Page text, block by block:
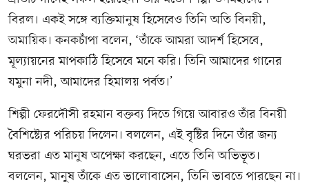
বিরল। একই সঙ্গে ব্যক্তিমানুষ হিসেবেও তিনি অতি বিনয়ী,
অমায়িক। কনকচাঁপা বলেন, ‘তাঁকে আমরা আদর্শ হিসেবে,
মূল্যায়নের মাপকাঠি হিসেবে মনে করি। তিনি আমাদের গানের
যমুনা নদী, আমাদের হিমালয় পর্বত।’
শিল্পী ফেরদৌসী রহমান বক্তব্য দিতে গিয়ে আবারও তাঁর বিনয়ী
বৈশিষ্ট্যের পরিচয় দিলেন। বললেন, এই বৃষ্টির দিনে তাঁর জন্য
ঘরভরা এত মানুষ অপেক্ষা করছেন, এতে তিনি অভিভূত।
বললেন, মানুষ তাঁকে এত ভালোবাসেন, তিনি ভাবতে পারছেন না।